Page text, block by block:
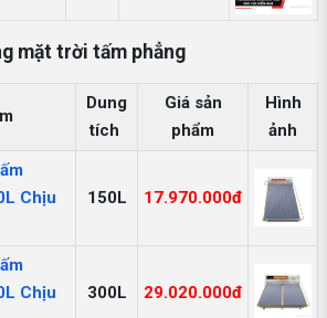
mặt trời tấm phẳng
Dung
tích
Giá sản
phẩm
Hình
ảnh
Chịu
150L 17.970.000đ
Chịu
300L 29.020.000đ